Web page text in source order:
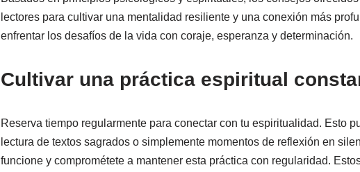
lectores para cultivar una mentalidad resiliente y una conexión más
enfrentar los desafíos de la vida con coraje, esperanza y determinación.
Cultivar una práctica espiritual
Reserva tiempo regularmente para conectar con tu espiritualidad. Esto
lectura de textos sagrados o simplemente momentos de reflexión en
funcione y comprométete a mantener esta práctica con regularidad.